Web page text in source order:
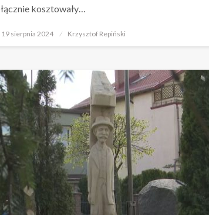
łącznie kosztowały…
Opublikowane
19 sierpnia 2024 Krzysztof Repiński